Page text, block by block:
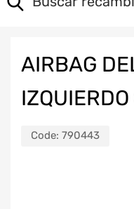
AIRBAG
Code: 790443